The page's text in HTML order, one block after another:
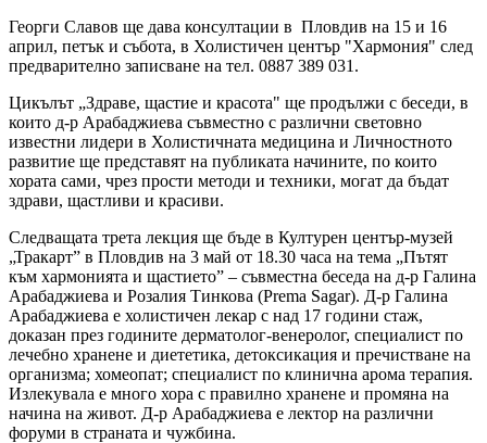
Георги Славов ще дава консултации в Пловдив на 15 и 16
април, петък и събота, в Холистичен център "Хармония" след
предварително записване на тел. 0887 389 031.
Цикълът „Здраве, щастие и красота" ще продължи с беседи, в
които д-р Арабаджиева съвместно с различни световно
известни лидери в Холистичната медицина и Личностното
развитие ще представят на публиката начините, по които
хората сами, чрез прости методи и техники, могат да бъдат
здрави, щастливи и красиви.
Следващата трета лекция ще бъде в Културен център-музей
„Тракарт” в Пловдив на 3 май от 18.30 часа на тема „Пътят
към хармонията и щастието” – съвместна беседа на д-р Галина
Арабаджиева и Розалия Тинкова (Prema Sagar). Д-р Галина
Арабаджиева е холистичен лекар с над 17 години стаж,
доказан през годините дерматолог-венеролог, специалист по
лечебно хранене и диететика, детоксикация и пречистване на
организма; хомеопат; специалист по клинична арома терапия.
Излекувала е много хора с правилно хранене и промяна на
начина на живот. Д-р Арабаджиева е лектор на различни
форуми в страната и чужбина.